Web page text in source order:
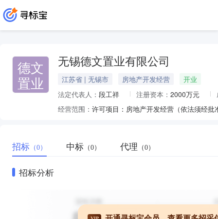
德文
置业
无锡德文置业有限公司
江苏省 | 无锡市 房地产开发经营
开业
法定代表人： 段工祥 注册资本： 2000万元
经营范围： 许可项目：房地产开发经营（依法须经
招标 （0） 中标 （0） 代理 （0）
招标分析